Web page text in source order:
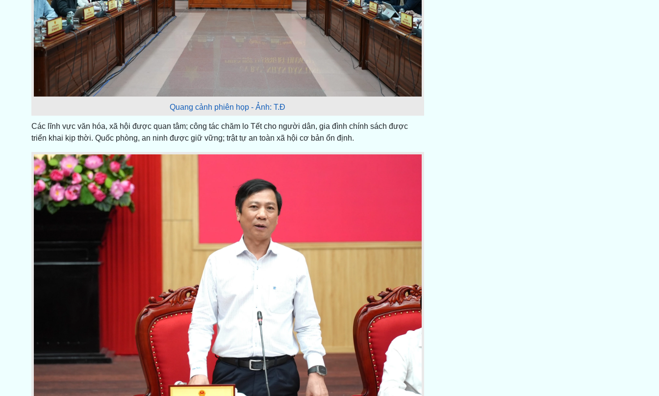
Quang cảnh phiên họp - Ảnh: T.Đ
Các lĩnh vực văn hóa, xã hội được quan tâm; công tác chăm lo Tết cho người dân, gia đình chính sách được
triển khai kịp thời. Quốc phòng, an ninh được giữ vững; trật tự an toàn xã hội cơ bản ổn định.